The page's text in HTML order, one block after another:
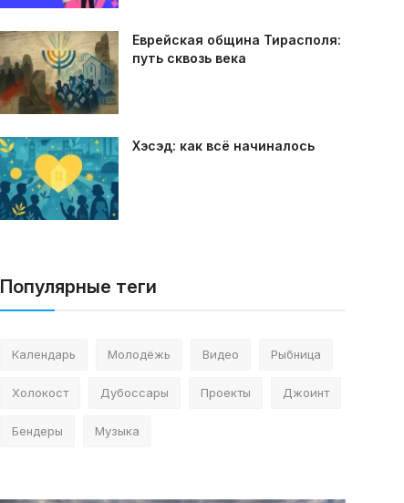
Еврейская община Тирасполя:
путь сквозь века
Хэсэд: как всё начиналось
Популярные теги
Календарь Молодёжь Видео Рыбница
Холокост Дубоссары Проекты Джоинт
Бендеры Музыка